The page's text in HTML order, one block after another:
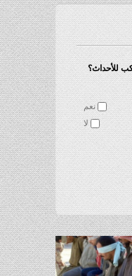
للأحداث؟
نعم
لا